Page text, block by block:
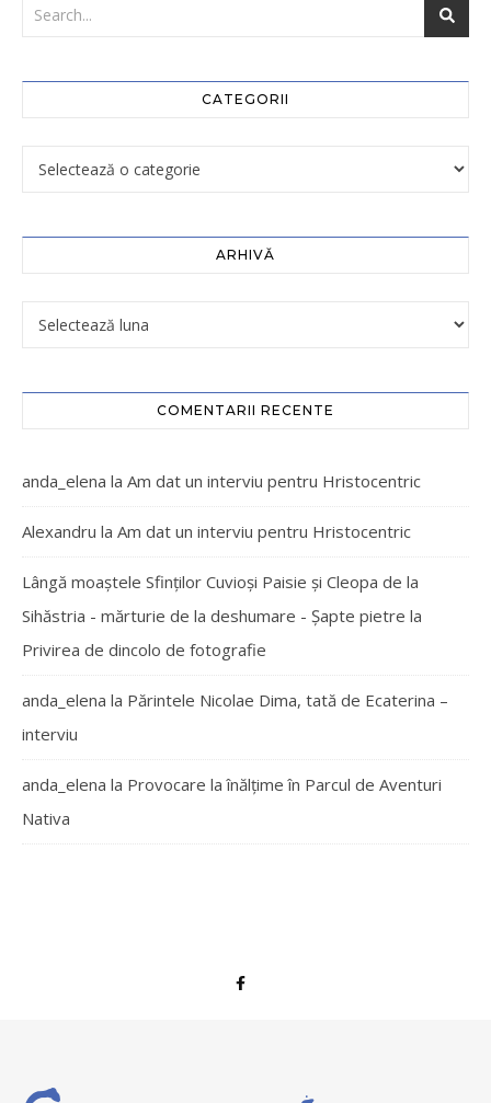
CATEGORII
ARHIVĂ
COMENTARII RECENTE
anda_elena la Am dat un interviu pentru Hristocentric
Alexandru la Am dat un interviu pentru Hristocentric
Lângă moaștele Sfinților Cuvioși Paisie și Cleopa de la
Sihăstria - mărturie de la deshumare - Şapte pietre la
Privirea de dincolo de fotografie
anda_elena la Părintele Nicolae Dima, tată de Ecaterina –
interviu
anda_elena la Provocare la înălțime în Parcul de Aventuri
Nativa